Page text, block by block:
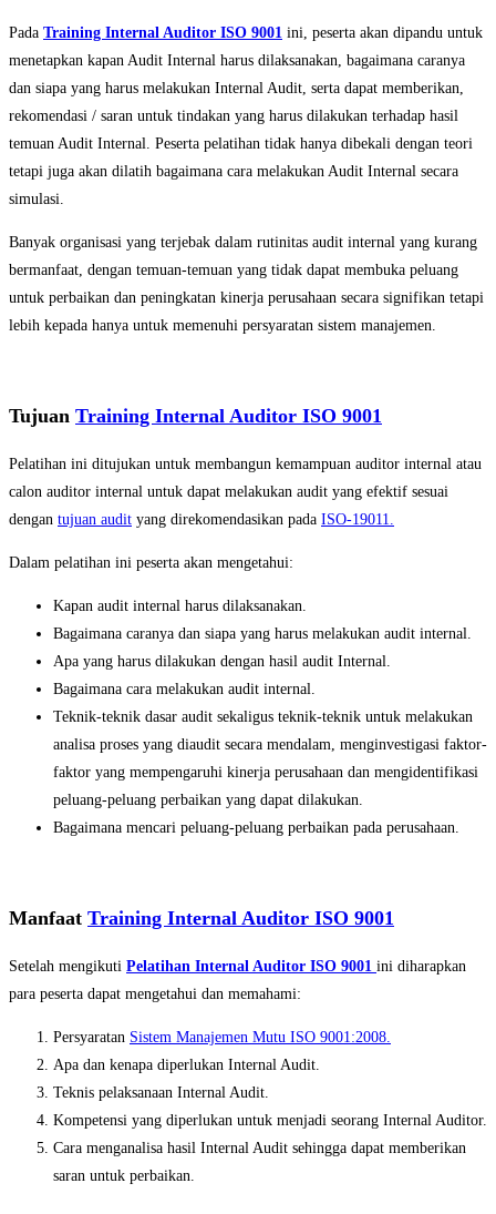
Pada Training Internal Auditor ISO 9001 ini, peserta akan dipandu untuk
menetapkan kapan Audit Internal harus dilaksanakan, bagaimana caranya
dan siapa yang harus melakukan Internal Audit, serta dapat memberikan,
rekomendasi / saran untuk tindakan yang harus dilakukan terhadap hasil
temuan Audit Internal. Peserta pelatihan tidak hanya dibekali dengan teori
tetapi juga akan dilatih bagaimana cara melakukan Audit Internal secara
simulasi.
Banyak organisasi yang terjebak dalam rutinitas audit internal yang kurang
bermanfaat, dengan temuan-temuan yang tidak dapat membuka peluang
untuk perbaikan dan peningkatan kinerja perusahaan secara signifikan tetapi
lebih kepada hanya untuk memenuhi persyaratan sistem manajemen.
Tujuan Training Internal Auditor ISO 9001
Pelatihan ini ditujukan untuk membangun kemampuan auditor internal atau
calon auditor internal untuk dapat melakukan audit yang efektif sesuai
dengan tujuan audit yang direkomendasikan pada ISO-19011.
Dalam pelatihan ini peserta akan mengetahui:
Kapan audit internal harus dilaksanakan.
Bagaimana caranya dan siapa yang harus melakukan audit internal.
Apa yang harus dilakukan dengan hasil audit Internal.
Bagaimana cara melakukan audit internal.
Teknik-teknik dasar audit sekaligus teknik-teknik untuk melakukan
analisa proses yang diaudit secara mendalam, menginvestigasi faktor-
faktor yang mempengaruhi kinerja perusahaan dan mengidentifikasi
peluang-peluang perbaikan yang dapat dilakukan.
Bagaimana mencari peluang-peluang perbaikan pada perusahaan.
Manfaat Training Internal Auditor ISO 9001
Setelah mengikuti Pelatihan Internal Auditor ISO 9001 ini diharapkan
para peserta dapat mengetahui dan memahami:
Persyaratan Sistem Manajemen Mutu ISO 9001:2008.
Apa dan kenapa diperlukan Internal Audit.
Teknis pelaksanaan Internal Audit.
Kompetensi yang diperlukan untuk menjadi seorang Internal Auditor.
Cara menganalisa hasil Internal Audit sehingga dapat memberikan
saran untuk perbaikan.